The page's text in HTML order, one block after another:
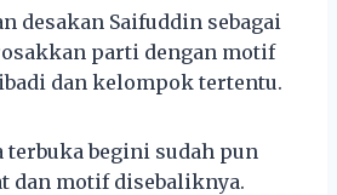
desakan Saifuddin sebagai
parti dengan motif
dan kelompok tertentu.
terbuka begini sudah pun
dan motif disebaliknya.